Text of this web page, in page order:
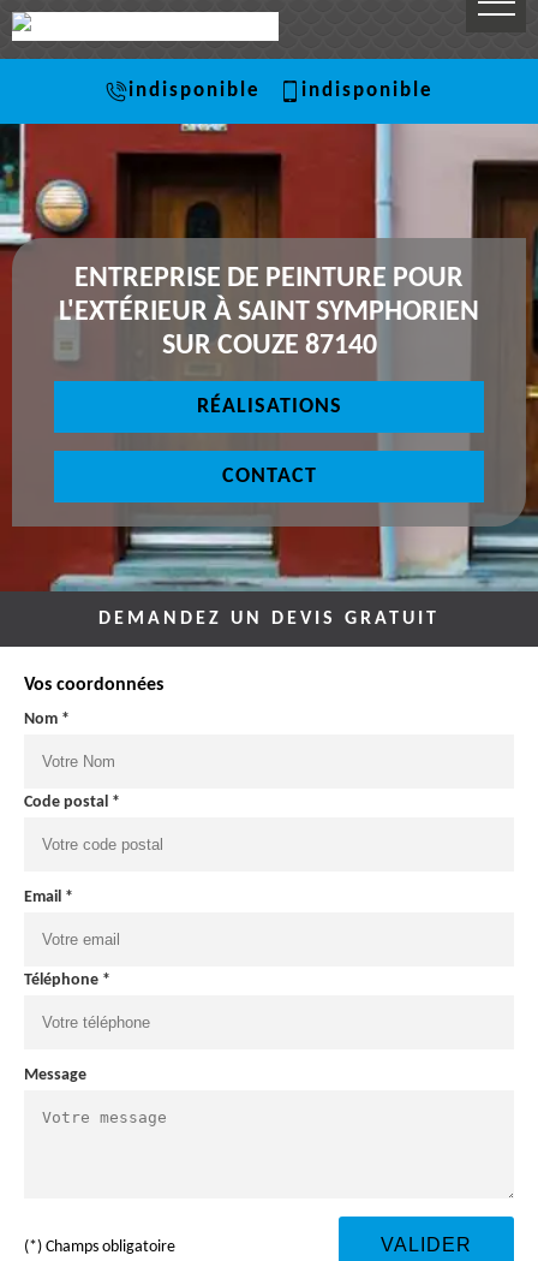
indisponible indisponible
ENTREPRISE DE PEINTURE POUR
L'EXTÉRIEUR À SAINT SYMPHORIEN
SUR COUZE 87140
RÉALISATIONS
CONTACT
DEMANDEZ UN DEVIS GRATUIT
Vos coordonnées
Nom *
Code postal *
Email *
Téléphone *
Message
(*) Champs obligatoire